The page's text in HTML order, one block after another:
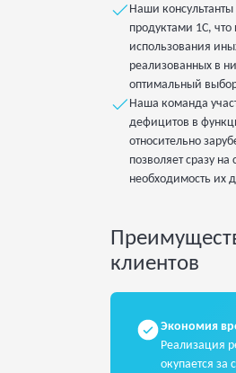
Наши
продуктами 1С, что
использования
реализованных в
оптимальный
Наша команда
дефицитов в
относительно
позволяет сразу на
необходимость их
клиентов
Экономия
Реализация
окупается за